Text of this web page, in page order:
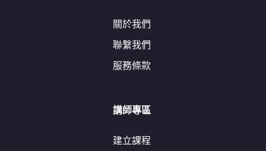
關於我們
聯繫我們
服務條款
講師專區
建立課程